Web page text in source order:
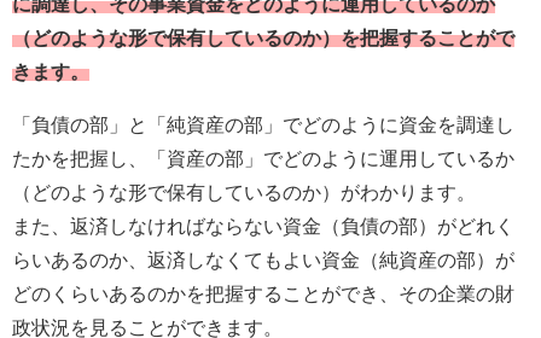
（どのような形で保有しているのか）を把握することがで
きます。
「負債の部」と「純資産の部」でどのように資金を調達し
たかを把握し、「資産の部」でどのように運用しているか
（どのような形で保有しているのか）がわかります。
また、返済しなければならない資金（負債の部）がどれく
らいあるのか、返済しなくてもよい資金（純資産の部）が
どのくらいあるのかを把握することができ、その企業の財
政状況を見ることができます。